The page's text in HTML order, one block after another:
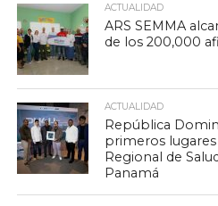
ACTUALIDAD
ARS SEMMA
de los 200,000
ACTUALIDAD
República
primeros
Regional de
Panamá